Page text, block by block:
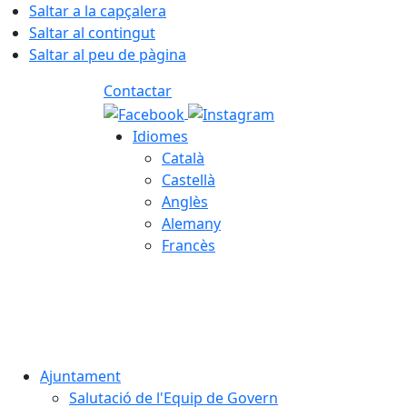
Saltar a la capçalera
Saltar al contingut
Saltar al peu de pàgina
Contactar
Idiomes
Català
Castellà
Anglès
Alemany
Francès
Ajuntament
Salutació de l'Equip de Govern